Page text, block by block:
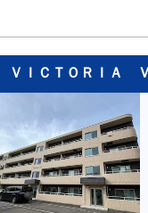
ＶＩＣＴＯＲＩＡ